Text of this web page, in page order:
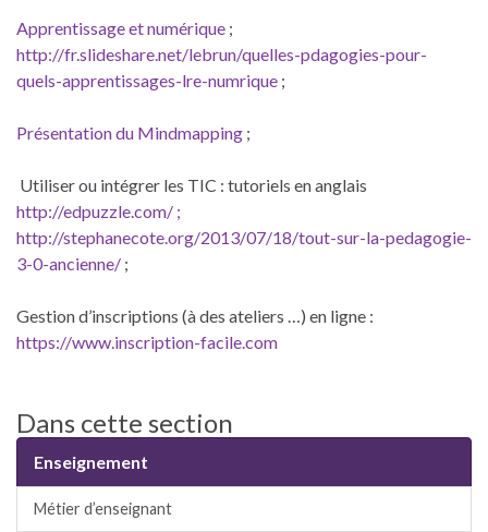
Apprentissage et numérique ;
http://fr.slideshare.net/lebrun/quelles-pdagogies-pour-
quels-apprentissages-lre-numrique ;
Présentation du Mindmapping ;
Utiliser ou intégrer les TIC : tutoriels en anglais
http://edpuzzle.com/ ;
http://stephanecote.org/2013/07/18/tout-sur-la-pedagogie-
3-0-ancienne/ ;
Gestion d’inscriptions (à des ateliers …) en ligne :
https://www.inscription-facile.com
Dans cette section
Enseignement
Métier d’enseignant